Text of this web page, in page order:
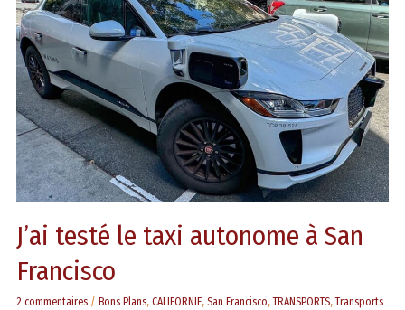
J’ai testé le taxi autonome à San
Francisco
2 commentaires / Bons Plans,CALIFORNIE,San Francisco,TRANSPORTS,Transports
autonome
à
San
Francisco